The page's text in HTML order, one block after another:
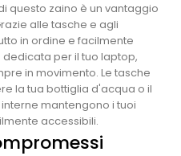
questo zaino è un vantaggio
alle tasche e agli
in ordine e facilmente
per il tuo laptop,
in movimento. Le tasche
la tua bottiglia d'acqua o il
mantengono i tuoi
accessibili.